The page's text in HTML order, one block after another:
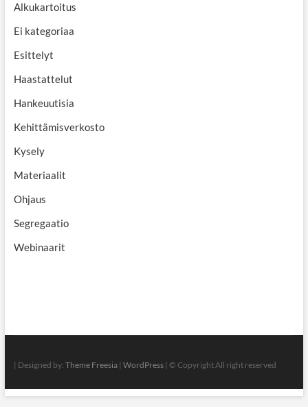
Alkukartoitus
Ei kategoriaa
Esittelyt
Haastattelut
Hankeuutisia
Kehittämisverkosto
Kysely
Materiaalit
Ohjaus
Segregaatio
Webinaarit
| Designed by: Theme Freesia| WordPress| © Copyright All right reserved